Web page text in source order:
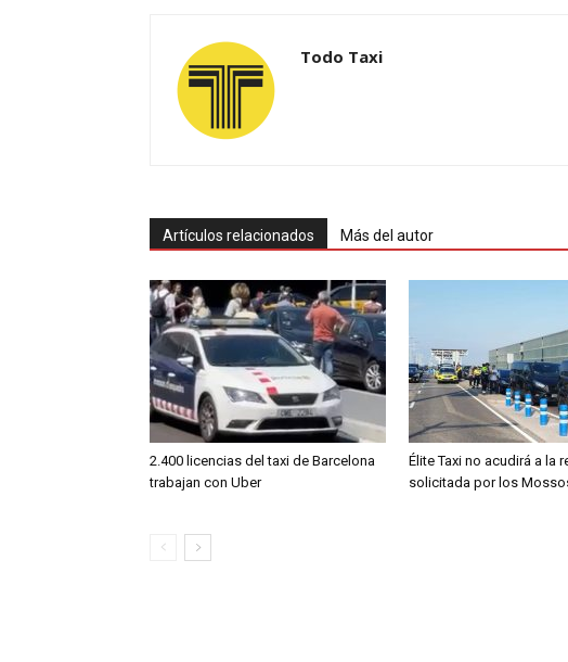
Todo Taxi
Artículos relacionados Más del autor
2.400 licencias del taxi de Barcelona
trabajan con Uber
Élite Taxi no acudirá a la
solicitada por los